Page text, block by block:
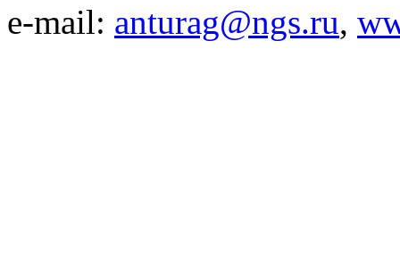
e-mail: anturag@ngs.ru,